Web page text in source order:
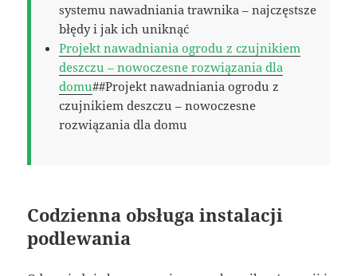
systemu nawadniania trawnika – najczęstsze
błędy i jak ich uniknąć
Projekt nawadniania ogrodu z czujnikiem
deszczu – nowoczesne rozwiązania dla
domu##Projekt nawadniania ogrodu z
czujnikiem deszczu – nowoczesne
rozwiązania dla domu
Codzienna obsługa instalacji
podlewania